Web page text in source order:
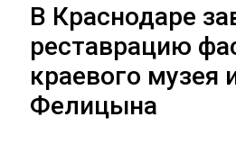
В Краснодаре
реставрацию
краевого музея
Фелицына